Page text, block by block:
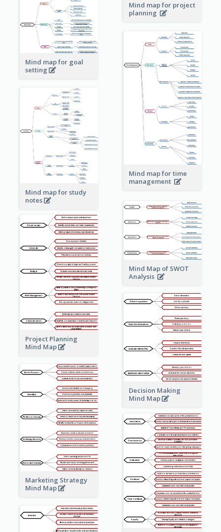
Mind map for project
planning
Mind map for goal
setting
Mind map for time
management
Mind map for study
notes
Mind Map of SWOT
Analysis
Project Planning
Mind Map
Decision Making
Mind Map
Marketing Strategy
Mind Map